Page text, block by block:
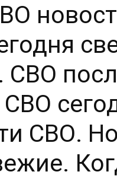
СВО
СВО.